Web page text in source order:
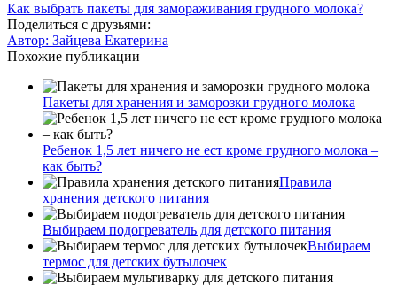
Как выбрать пакеты для замораживания грудного молока?
Поделиться с друзьями:
Автор: Зайцева Екатерина
Похожие публикации
Пакеты для хранения и заморозки грудного молока
Ребенок 1,5 лет ничего не ест кроме грудного молока –
как быть?
Правила
хранения детского питания
Выбираем подогреватель для детского питания
Выбираем
термос для детских бутылочек